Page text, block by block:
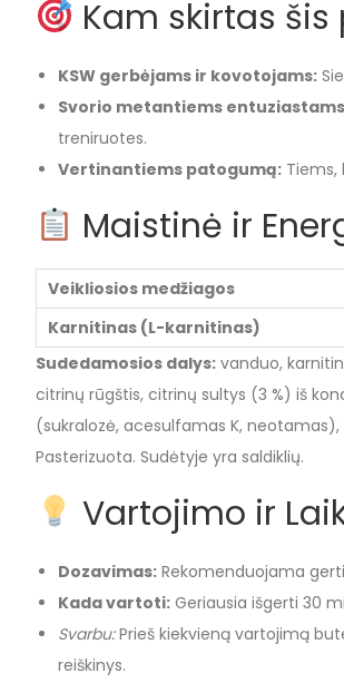
Kam skirtas šis
KSW gerbėjams ir kovotojams:
Svorio metantiems
treniruotes.
Vertinantiems patogumą: Tiems,
Maistinė ir
Veikliosios medžiagos
Karnitinas (L-karnitinas)
Sudedamosios dalys: vanduo,
citrinų rūgštis, citrinų sultys (3 %) iš
(sukralozė, acesulfamas K,
Pasterizuota. Sudėtyje yra saldiklių.
Vartojimo ir
Dozavimas: Rekomenduojama
Kada vartoti: Geriausia išgerti 30
Svarbu:Prieš kiekvieną vartojimą
reiškinys.